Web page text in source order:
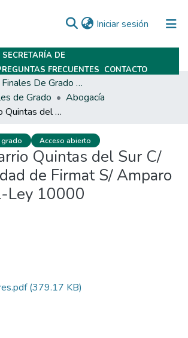
Iniciar sesión (current)
SECRETARÍA DE
FRECUENTES CONTACTO
Trabajos Finales De Grado Y Posgrado
de Grado
Abogacía
Vecinos Barrio Quintas del Sur C/ Municipalidad de Firmat S/ Amparo Ambiental-Ley 10000
Acceso abierto
Quintas del Sur C/
de Firmat S/ Amparo
Ley 10000
(379.17 KB)